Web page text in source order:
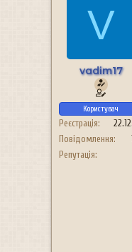
V
vadim17
Користувач
Реєстрація
Повідомлення
Репутація